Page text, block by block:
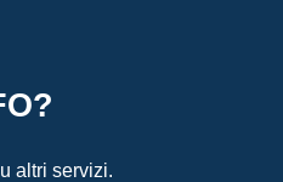
altri servizi.